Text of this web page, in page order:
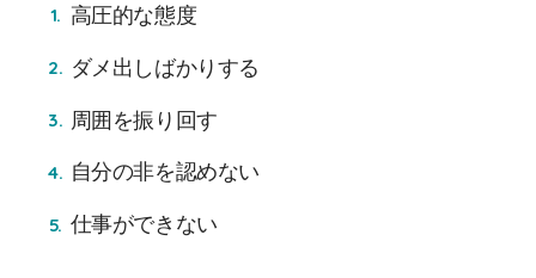
高圧的な態度
ダメ出しばかりする
周囲を振り回す
自分の非を認めない
仕事ができない